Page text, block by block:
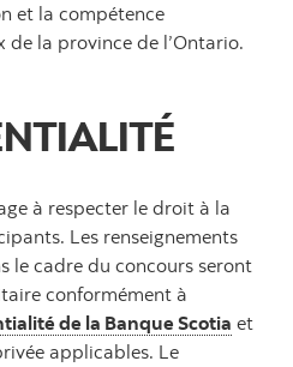
et la compétence
la province de l’Ontario.
à respecter le droit à la
Les renseignements
le cadre du concours seront
conformément à
de la Banque Scotia et
applicables. Le